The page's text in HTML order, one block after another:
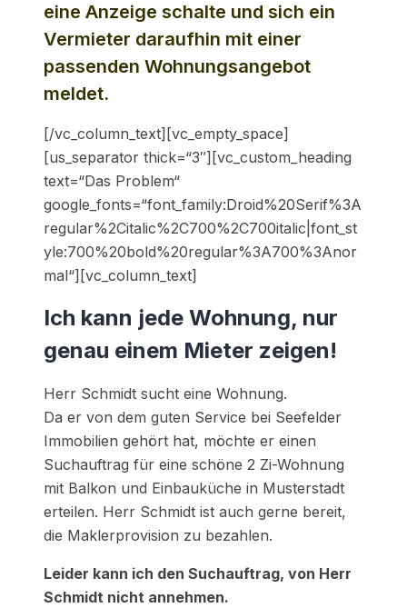
eine Anzeige schalte und sich ein
Vermieter daraufhin mit einer
passenden Wohnungsangebot
meldet.
[/vc_column_text][vc_empty_space]
[us_separator thick=“3″][vc_custom_heading
text=“Das Problem“
google_fonts=“font_family:Droid%20Serif%3A
regular%2Citalic%2C700%2C700italic|font_st
yle:700%20bold%20regular%3A700%3Anor
mal“][vc_column_text]
Ich kann jede Wohnung, nur
genau einem Mieter zeigen!
Herr Schmidt sucht eine Wohnung.
Da er von dem guten Service bei Seefelder
Immobilien gehört hat, möchte er einen
Suchauftrag für eine schöne 2 Zi-Wohnung
mit Balkon und Einbauküche in Musterstadt
erteilen. Herr Schmidt ist auch gerne bereit,
die Maklerprovision zu bezahlen.
Leider kann ich den Suchauftrag, von Herr
Schmidt nicht annehmen.